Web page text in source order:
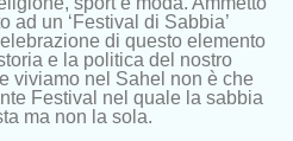
ad un ‘Festival di Sabbia’
di questo elemento
e la politica del nostro
viviamo nel Sahel non è che
Festival nel quale la sabbia
ma non la sola.